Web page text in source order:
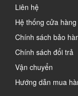
Liên hệ
Hệ thống cửa hàng
Chính sách bảo
Chính sách đổi trả
Vận chuyển
Hướng dẫn mua